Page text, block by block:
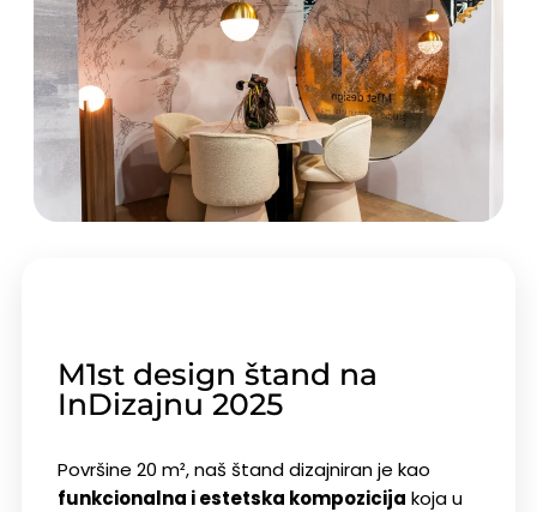
M1st design štand na
InDizajnu 2025
Površine 20 m², naš štand dizajniran je kao
funkcionalna i estetska kompozicija koja u